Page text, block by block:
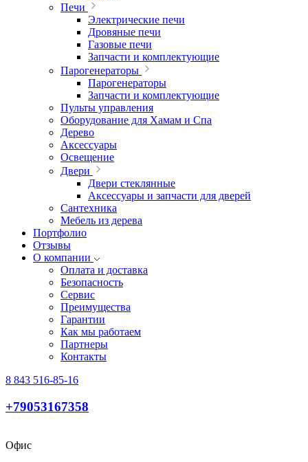
Печи
Электрические печи
Дровяные печи
Газовые печи
Запчасти и комплектующие
Парогенераторы
Парогенераторы
Запчасти и комплектующие
Пульты управления
Оборудование для Хамам и Спа
Дерево
Аксессуары
Освещение
Двери
Двери стеклянные
Аксессуары и запчасти для дверей
Сантехника
Мебель из дерева
Портфолио
Отзывы
О компании
Оплата и доставка
Безопасность
Сервис
Преимущества
Гарантии
Как мы работаем
Партнеры
Контакты
8 843 516-85-16
+79053167358
Офис